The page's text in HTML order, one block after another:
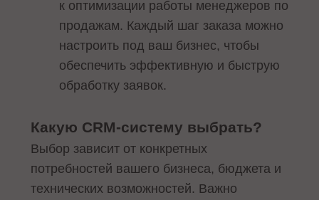
к оптимизации работы менеджеров по
продажам. Каждый шаг заказа можно
настроить под ваш бизнес, чтобы
обеспечить эффективную и быструю
обработку заявок.
Какую CRM-систему выбрать?
Выбор зависит от конкретных
потребностей вашего бизнеса, бюджета и
технических возможностей. Важно